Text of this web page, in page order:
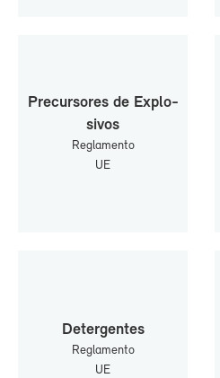
Pre­cur­so­res de Ex­plo­
si­vos
Re­gla­men­to
UE
De­ter­gen­tes
Re­gla­men­to
UE